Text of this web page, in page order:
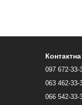
097 672-33-
063 462-33-
066 542-33-